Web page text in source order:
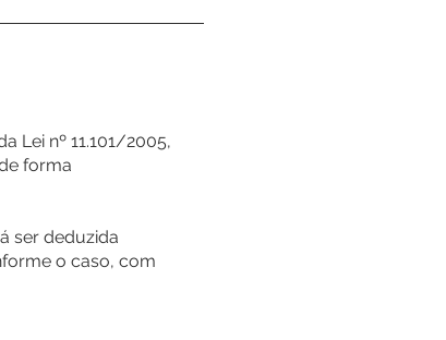
Lei nº 11.101/2005,
forma
ser deduzida
o caso, com